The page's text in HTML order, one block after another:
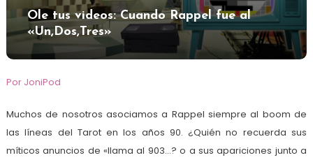
Ole tus videos: Cuando Rappel fue al
«Un,Dos,Tres»
Por JoniPod
Muchos de nosotros asociamos a Rappel siempre al boom de
las líneas del Tarot en los años 90. ¿Quién no recuerda sus
míticos anuncios de «llama al 903…? o a sus apariciones junto a